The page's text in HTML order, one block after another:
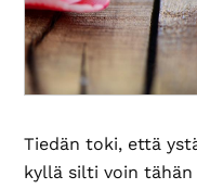
Tiedän toki, että
kyllä silti voin